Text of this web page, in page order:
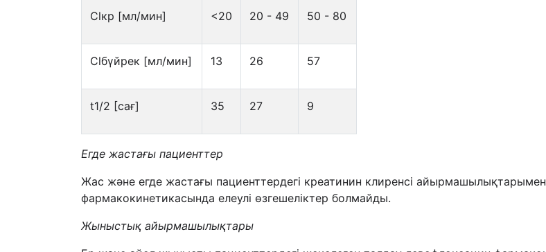
Clкр [мл/мин] <20 20 - 49 50 - 80
Clбүйрек [мл/мин] 13 26 57
t1/2 [сағ] 35 27 9
Егде жастағы пациенттер
Жас және егде жастағы пациенттердегі креатинин клиренсі
фармакокинетикасында елеулі өзгешеліктер болмайды.
Жыныстық айырмашылықтары